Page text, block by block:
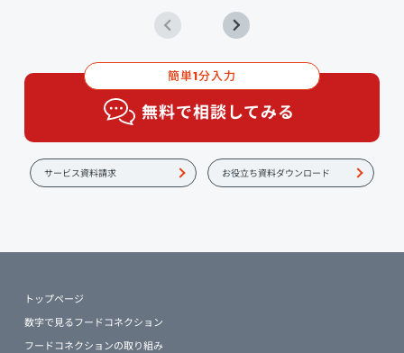
簡単1分入力
無料で相談してみる
サービス資料請求 お役立ち資料ダウンロード
トップページ
数字で見るフードコネクション
フードコネクションの取り組み